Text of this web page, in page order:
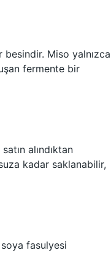
Miso yalnızca
fermente bir
alındıktan
kadar saklanabilir,
fasulyesi